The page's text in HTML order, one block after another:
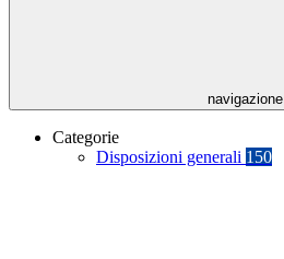
navigazione
Categorie
Disposizioni generali 150